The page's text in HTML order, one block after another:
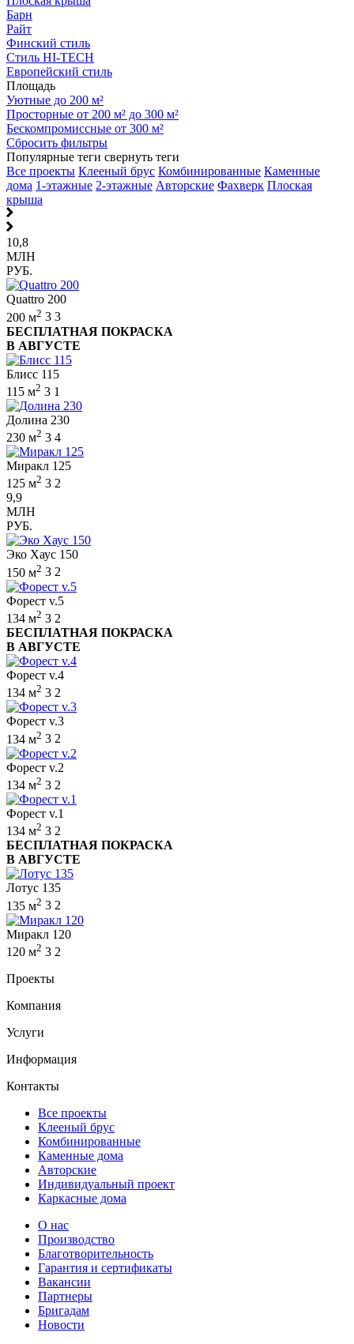
Барн
Райт
Финский стиль
Стиль HI-TECH
Европейский стиль
Площадь
Уютные до 200 м²
Просторные от 200 м² до 300 м²
Бескомпромиссные от 300 м²
Сбросить фильтры
Популярные теги свернуть теги
Все проекты Клееный брус Комбинированные Каменные
дома 1-этажные 2-этажные Авторские Фахверк Плоская
крыша
10,8
МЛН
РУБ.
Quattro 200
200 м2 3 3
БЕСПЛАТНАЯ ПОКРАСКА
В АВГУСТЕ
Блисс 115
115 м2 3 1
Долина 230
230 м2 3 4
Миракл 125
125 м2 3 2
9,9
МЛН
РУБ.
Эко Хаус 150
150 м2 3 2
Форест v.5
134 м2 3 2
БЕСПЛАТНАЯ ПОКРАСКА
В АВГУСТЕ
Форест v.4
134 м2 3 2
Форест v.3
134 м2 3 2
Форест v.2
134 м2 3 2
Форест v.1
134 м2 3 2
БЕСПЛАТНАЯ ПОКРАСКА
В АВГУСТЕ
Лотус 135
135 м2 3 2
Миракл 120
120 м2 3 2
Проекты
Компания
Услуги
Информация
Контакты
Все проекты
Клееный брус
Комбинированные
Каменные дома
Авторские
Индивидуальный проект
Каркасные дома
О нас
Производство
Благотворительность
Гарантия и сертификаты
Вакансии
Партнеры
Бригадам
Новости